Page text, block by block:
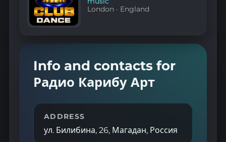
London · England
Info and contacts for
Радио Карибу Арт
ADDRESS
ул. Билибина, 26, Магадан, Россия